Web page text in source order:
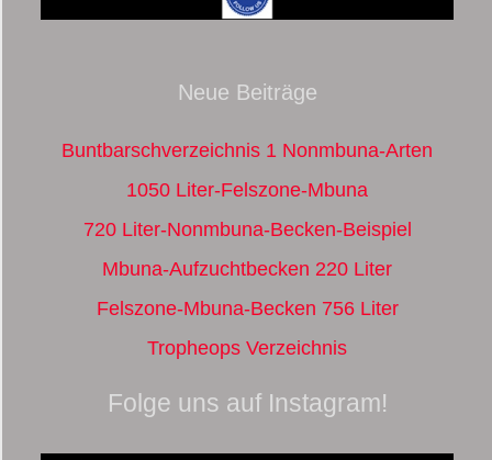
Neue Beiträge
Buntbarschverzeichnis 1 Nonmbuna-Arten
1050 Liter-Felszone-Mbuna
720 Liter-Nonmbuna-Becken-Beispiel
Mbuna-Aufzuchtbecken 220 Liter
Felszone-Mbuna-Becken 756 Liter
Tropheops Verzeichnis
Folge uns auf Instagram!